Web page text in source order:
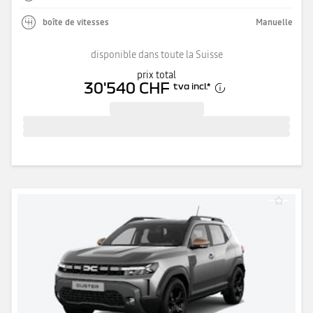
boîte de vitesses Manuelle
disponible dans toute la Suisse
prix total
30'540 CHF tva incl.*